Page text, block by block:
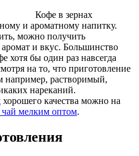
Кофе в зернах
и ароматному напитку.
можно получить
и вкус. Большинство
хотя бы один раз навсегда
на то, что приготовление
например, растворимый,
нареканий.
хорошего качества можно на
чай мелким оптом.